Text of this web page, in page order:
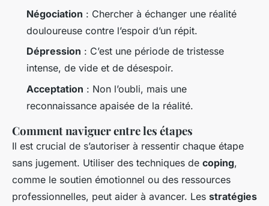
Négociation : Chercher à échanger une réalité
douloureuse contre l’espoir d’un répit.
Dépression : C’est une période de tristesse
intense, de vide et de désespoir.
Acceptation : Non l’oubli, mais une
reconnaissance apaisée de la réalité.
Comment naviguer entre les étapes
Il est crucial de s’autoriser à ressentir chaque étape
sans jugement. Utiliser des techniques de coping,
comme le soutien émotionnel ou des ressources
professionnelles, peut aider à avancer. Les stratégies